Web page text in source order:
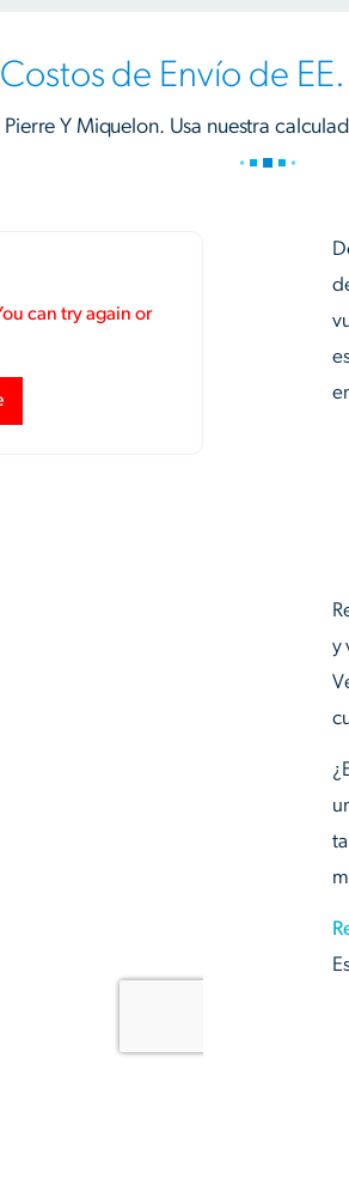
de Envío de
Pierre Y Miquelon. Usa nuestra
y